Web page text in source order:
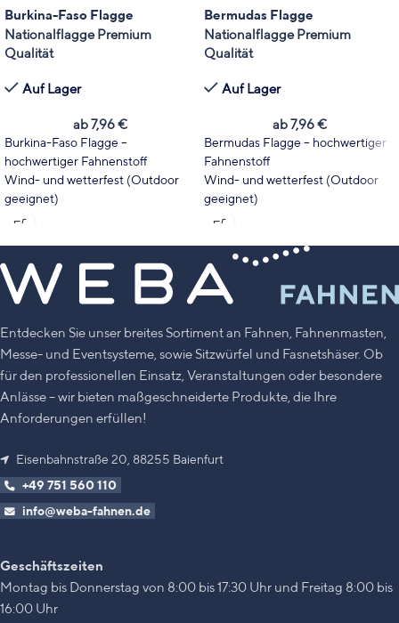
Burkina-Faso Flagge
Nationalflagge Premium
Qualität
Auf Lager
ab7,96€
Burkina-Faso Flagge –
hochwertiger Fahnenstoff
Wind- und wetterfest (Outdoor
geeignet)
Wählen Sie Fahnentyp und Größe
UV-Stabilität
Made in Germany
Bermudas Flagge
Nationalflagge Premium
Qualität
Auf Lager
ab7,96€
Bermudas Flagge – hochwertiger
Fahnenstoff
Wind- und wetterfest (Outdoor
geeignet)
Wählen Sie Fahnentyp und Größe
Leuchtende Farben mit hoher
UV-Stabilität
Made in Germany
Entdecken Sie unser breites Sortiment an Fahnen, Fahnenmasten,
Messe- und Eventsysteme, sowie Sitzwürfel und Fasnetshäser. Ob
für den professionellen Einsatz, Veranstaltungen oder besondere
Anlässe – wir bieten maßgeschneiderte Produkte, die Ihre
Anforderungen erfüllen!
Eisenbahnstraße 20, 88255 Baienfurt
+49 751 560 110
info@weba-fahnen.de
Geschäftszeiten
Montag bis Donnerstag von 8:00 bis 17:30 Uhr und Freitag 8:00 bis
16:00 Uhr